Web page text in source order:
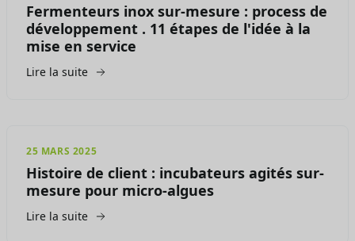
Fermenteurs inox sur-mesure : process de
développement . 11 étapes de l'idée à la
mise en service
Lire la suite
25 MARS 2025
Histoire de client : incubateurs agités sur-
mesure pour micro-algues
Lire la suite